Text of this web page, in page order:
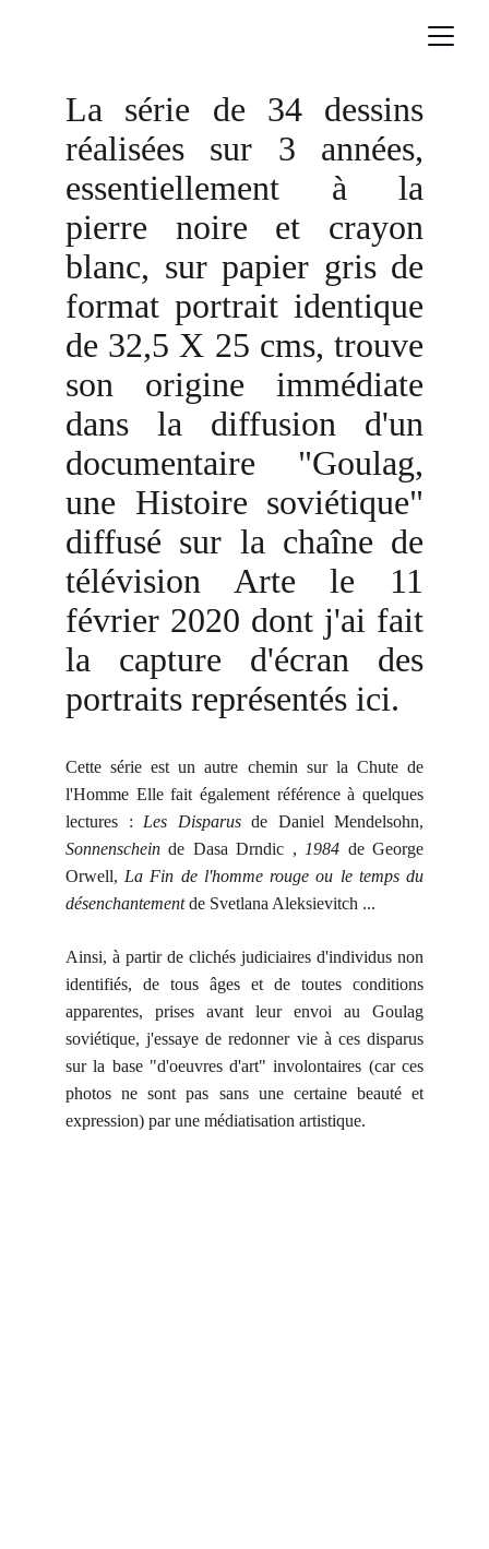
La série de 34 dessins
réalisées sur 3 années,
essentiellement à la
pierre noire et crayon
blanc, sur papier gris de
format portrait identique
de 32,5 X 25 cms, trouve
son origine immédiate
dans la diffusion d'un
documentaire "Goulag,
une Histoire soviétique"
diffusé sur la chaîne de
télévision Arte le 11
février 2020 dont j'ai fait
la capture d'écran des
portraits représentés ici.
Cette série est un autre chemin sur la Chute de
l'Homme Elle fait également référence à quelques
lectures : Les Disparusde Daniel Mendelsohn,
Sonnenschein de Dasa Drndic , 1984 de George
Orwell, La Fin de l'homme rouge ou le temps du
désenchantementde Svetlana Aleksievitch ...
Ainsi, à partir de clichés judiciaires d'individus non
identifiés, de tous âges et de toutes conditions
apparentes, prises avant leur envoi au Goulag
soviétique, j'essaye de redonner vie à ces disparus
sur la base "d'oeuvres d'art" involontaires (car ces
photos ne sont pas sans une certaine beauté et
expression) par une médiatisation artistique.